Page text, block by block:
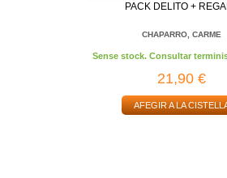
PACK DELITO +
CHAPARRO, CARME
Sense stock. Consultar
21,90 €
AFEGIR A LA